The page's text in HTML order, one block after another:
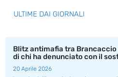
ULTIME DAI GIORNALI
Blitz antimafia tra Brancaccio
di chi ha denunciato con il
20 Aprile 2026